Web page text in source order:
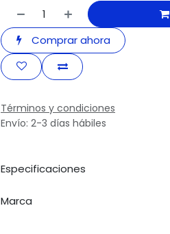
Comprar ahora
Términos y condiciones
Envío: 2-3 días hábiles
Especificaciones
Marca